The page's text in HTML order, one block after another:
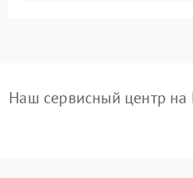
Наш сервисный центр